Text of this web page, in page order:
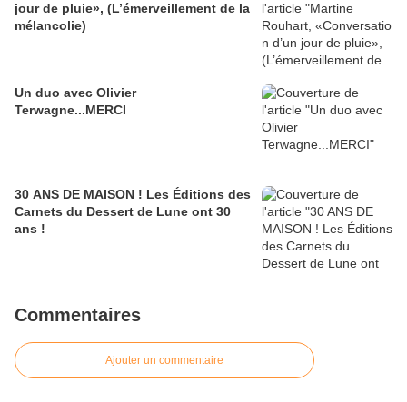
jour de pluie», (L’émerveillement de la
mélancolie)
Un duo avec Olivier
Terwagne...MERCI
30 ANS DE MAISON ! Les Éditions des
Carnets du Dessert de Lune ont 30
ans !
Commentaires
Ajouter un commentaire